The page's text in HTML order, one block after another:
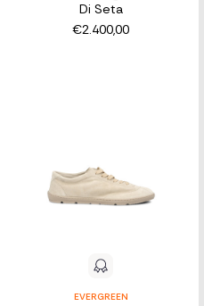
Di Seta
€2.400,00
EVERGREEN